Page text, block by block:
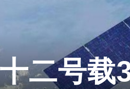
二号载